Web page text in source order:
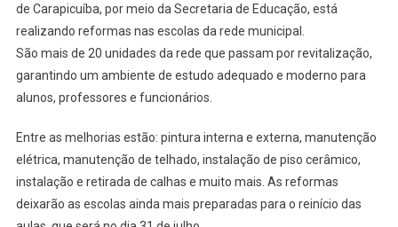
Carapicuíba
Reformas
Nas
de Carapicuíba, por meio da Secretaria de Educação, está
realizando reformas nas escolas da rede municipal.
São mais de 20 unidades da rede que passam por revitalização,
garantindo um ambiente de estudo adequado e moderno para
alunos, professores e funcionários.
Entre as melhorias estão: pintura interna e externa, manutenção
elétrica, manutenção de telhado, instalação de piso cerâmico,
instalação e retirada de calhas e muito mais. As reformas
deixarão as escolas ainda mais preparadas para o reinício das